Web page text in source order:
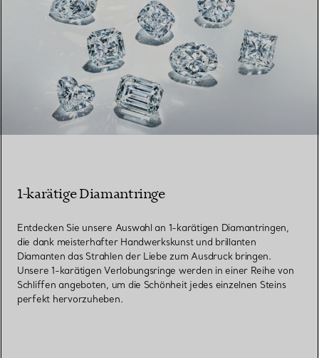
1-karätige Diamantringe
Entdecken Sie unsere Auswahl an 1-karätigen Diamantringen,
die dank meisterhafter Handwerkskunst und brillanten
Diamanten das Strahlen der Liebe zum Ausdruck bringen.
Unsere 1-karätigen Verlobungsringe werden in einer Reihe von
Schliffen angeboten, um die Schönheit jedes einzelnen Steins
perfekt hervorzuheben.